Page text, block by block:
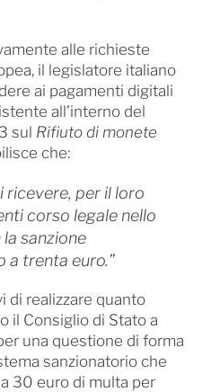
alle richieste
il legislatore italiano
ai pagamenti digitali
all’interno del
sul Rifiuto di monete
che:
ricevere, per il loro
corso legale nello
sanzione
a trenta euro.”
di realizzare quanto
il Consiglio di Stato a
una questione di forma
sanzionatorio che
30 euro di multa per